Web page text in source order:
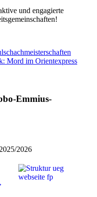
und engagierte
Mord im Orientexpress
Emmius-
2026